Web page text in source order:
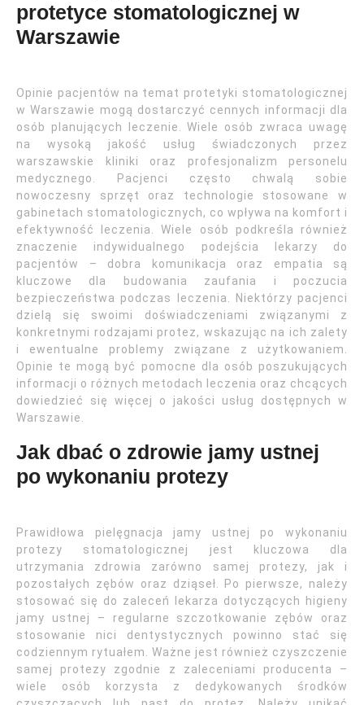
protetyce stomatologicznej w
Warszawie
Opinie pacjentów na temat protetyki stomatologicznej
w Warszawie mogą dostarczyć cennych informacji dla
osób planujących leczenie. Wiele osób zwraca uwagę
na wysoką jakość usług świadczonych przez
warszawskie kliniki oraz profesjonalizm personelu
medycznego. Pacjenci często chwalą sobie
nowoczesny sprzęt oraz technologie stosowane w
gabinetach stomatologicznych, co wpływa na komfort i
efektywność leczenia. Wiele osób podkreśla również
znaczenie indywidualnego podejścia lekarzy do
pacjentów – dobra komunikacja oraz empatia są
kluczowe dla budowania zaufania i poczucia
bezpieczeństwa podczas leczenia. Niektórzy pacjenci
dzielą się swoimi doświadczeniami związanymi z
konkretnymi rodzajami protez, wskazując na ich zalety
i ewentualne problemy związane z użytkowaniem.
Opinie te mogą być pomocne dla osób poszukujących
informacji o różnych metodach leczenia oraz chcących
dowiedzieć się więcej o jakości usług dostępnych w
Warszawie.
Jak dbać o zdrowie jamy ustnej
po wykonaniu protezy
Prawidłowa pielęgnacja jamy ustnej po wykonaniu
protezy stomatologicznej jest kluczowa dla
utrzymania zdrowia zarówno samej protezy, jak i
pozostałych zębów oraz dziąseł. Po pierwsze, należy
stosować się do zaleceń lekarza dotyczących higieny
jamy ustnej – regularne szczotkowanie zębów oraz
stosowanie nici dentystycznych powinno stać się
codziennym rytuałem. Ważne jest również czyszczenie
samej protezy zgodnie z zaleceniami producenta –
wiele osób korzysta z dedykowanych środków